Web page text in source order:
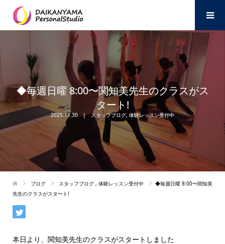
◆毎週日曜 8:00〜関知美先生のクラスがス
タート!
2025.11.30 スタッフブログ, 体験レッスン受付中
ブログ スタッフブログ , 体験レッスン受付中
◆毎週日曜 8:00〜関知美
先生のクラスがスタート!
本日より、関知美先生のクラスがスタートしました